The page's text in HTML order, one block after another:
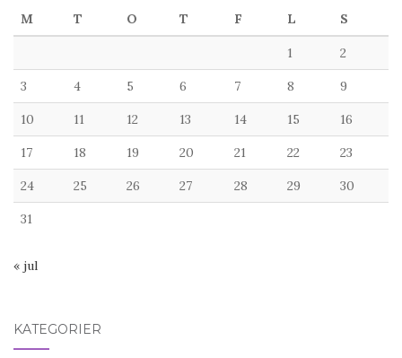
M T O T F L S
1 2
3 4 5 6 7 8 9
10 11 12 13 14 15 16
17 18 19 20 21 22 23
24 25 26 27 28 29 30
31
« jul
KATEGORIER